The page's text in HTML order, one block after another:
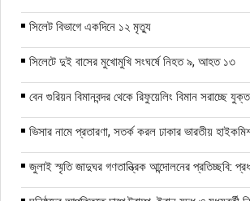
সিলেট বিভাগে একদিনে ১২ মৃত্যু
সিলেটে দুই বাসের মুখোমুখি সংঘর্ষে নিহত ৯, আহত ১৩
বেন গুরিয়ন বিমানবন্দর থেকে রিফুয়েলিং বিমান সরাচ্ছে
ভিসার নামে প্রতারণা, সতর্ক করল ঢাকার ভারতীয়
জুলাই স্মৃতি জাদুঘর গণতান্ত্রিক আন্দোলনের প্রতিচ্ছবি: